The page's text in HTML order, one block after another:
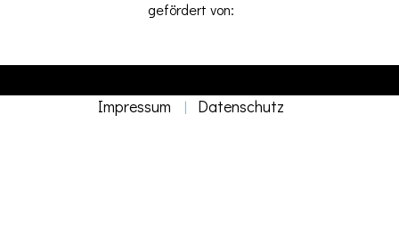
gefördert von:
Impressum | Datenschutz